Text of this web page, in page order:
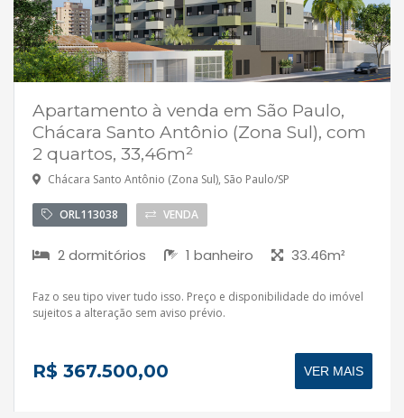
Apartamento à venda em São Paulo,
Chácara Santo Antônio (Zona Sul), com
2 quartos, 33,46m²
Chácara Santo Antônio (Zona Sul), São Paulo/SP
ORL113038 VENDA
2 dormitórios 1 banheiro 33.46m²
Faz o seu tipo viver tudo isso. Preço e disponibilidade do imóvel
sujeitos a alteração sem aviso prévio.
R$ 367.500,00 VER MAIS